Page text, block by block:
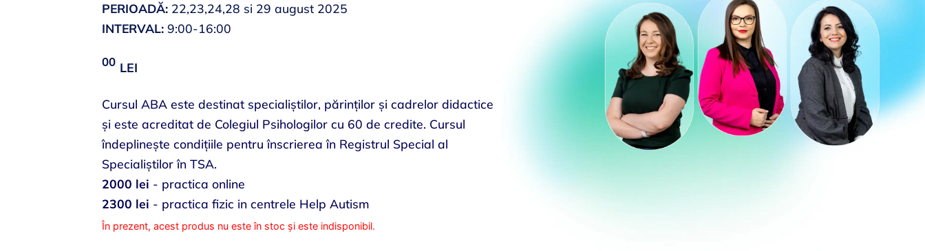
PERIOADĂ:22,23,24,28 si 29 august 2025
INTERVAL:9:00-16:00
00 LEI
Cursul ABA este destinat specialiștilor, părinților și cadrelor didactice
și este acreditat de Colegiul Psihologilor cu 60 de credite. Cursul
îndeplinește condițiile pentru înscrierea în Registrul Special al
Specialiștilor în TSA.
2000 lei - practica online
2300 lei - practica fizic in centrele Help Autism
În prezent, acest produs nu este în stoc și este indisponibil.